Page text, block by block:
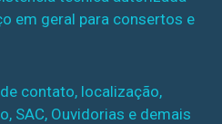
em geral para consertos e
contato, localização,
SAC, Ouvidorias e demais